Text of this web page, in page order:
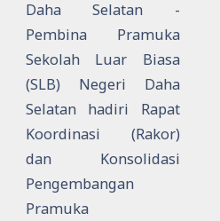
Daha Selatan -
Pembina Pramuka
Sekolah Luar Biasa
(SLB) Negeri Daha
Selatan hadiri Rapat
Koordinasi (Rakor)
dan Konsolidasi
Pengembangan
Pramuka